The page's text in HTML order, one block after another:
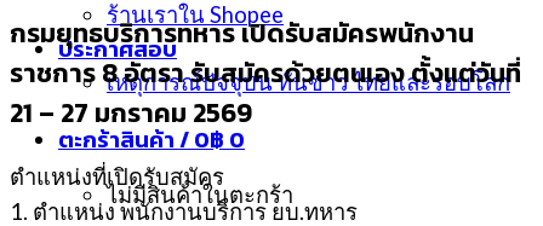
ร้านเราใน Shopee
ประกาศสอบ
เหตุการณ์ปัจจุบัน ทันข่าว ไทยและรอบโลก
ตะกร้าสินค้า /0฿ 0
ไม่มีสินค้าในตะกร้า
กรมยุทธบริการทหาร เปิดรับสมัครพนักงาน
ราชการ 8 อัตรา รับสมัครด้วยตนเอง ตั้งแต่วันที่
21 – 27 มกราคม 2569
ตำแหน่งที่เปิดรับสมัคร
1. ตำแหน่ง พนักงานบริการ ยบ.ทหาร